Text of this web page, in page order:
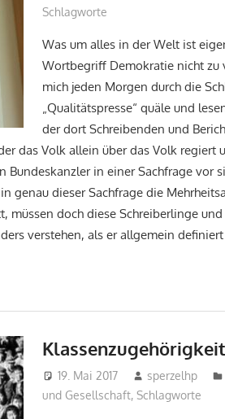
Schlagworte
Was um alles in der Welt ist
Wortbegriff Demokratie nicht zu
mich jeden Morgen durch die
„Qualitätspresse“ quäle und
der dort Schreibenden und
das Volk allein über das Volk regiert
Bundeskanzler in einer Sachfrage vor
genau dieser Sachfrage die
müssen doch diese Schreiberlinge
verstehen, als er allgemein definiert
19. Mai 2017 sperzelhp
und Gesellschaft, Schlagworte